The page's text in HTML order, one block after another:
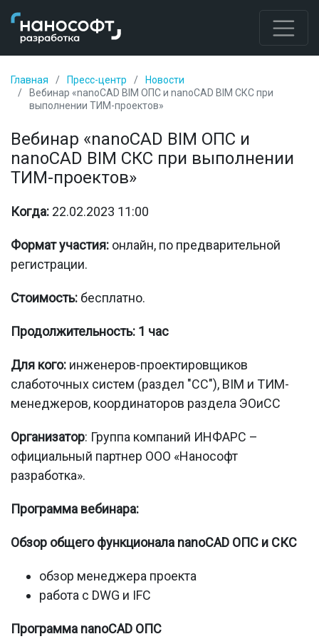
Главная Пресс-центр
Новости
Вебинар «nanoCAD BIM ОПС и nanoCAD BIM СКС при
выполнении ТИМ-проектов»
Вебинар «nanoCAD BIM ОПС и
nanoCAD BIM СКС при выполнении
ТИМ-проектов»
Когда: 22.02.2023 11:00
Формат участия: онлайн, по предварительной
регистрации.
Стоимость: бесплатно.
Продолжительность: 1 час
Для кого: инженеров-проектировщиков
слаботочных систем (раздел "СС"), BIM и ТИМ-
менеджеров, координаторов раздела ЭОиСС
Организатор: Группа компаний ИНФАРС –
официальный партнер ООО «Нанософт
разработка».
Программа вебинара:
Обзор общего функционала nanoCAD ОПС и СКС
обзор менеджера проекта
работа с DWG и IFC
Программа nanoCAD ОПС